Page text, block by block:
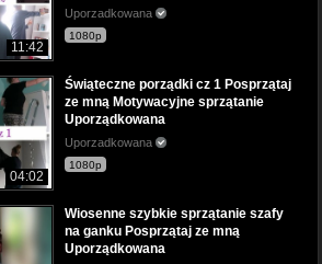
11:42
Uporzadkowana
1080p
04:02
Świąteczne porządki cz 1 Posprzątaj
ze mną Motywacyjne sprzątanie
Uporządkowana
Uporzadkowana
1080p
Wiosenne szybkie sprzątanie szafy
na ganku Posprzątaj ze mną
Uporządkowana